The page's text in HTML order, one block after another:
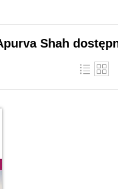
Shah